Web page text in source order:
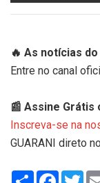
🔥 As notícias
Entre no canal
📰 Assine Grátis
Inscreva-se na
GUARANI direto
Share